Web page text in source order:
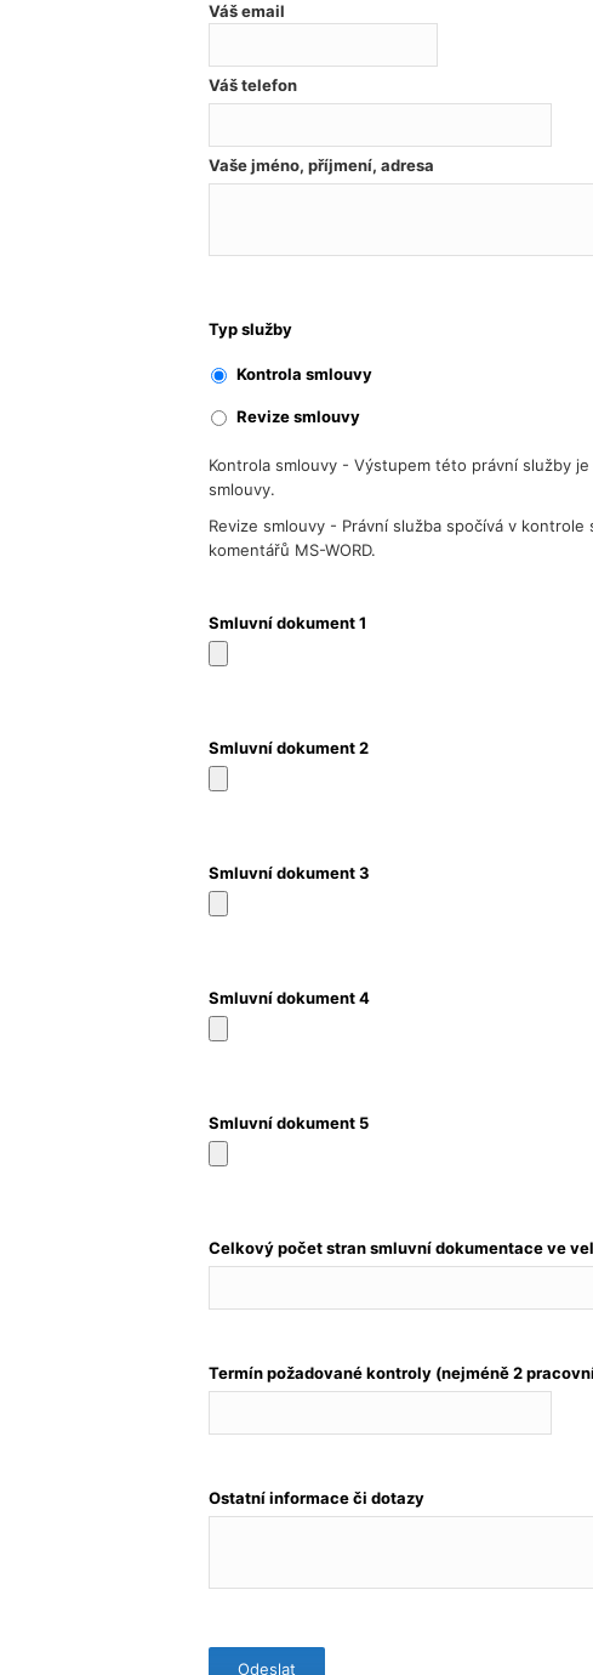
Váš email
Váš telefon
Vaše jméno, příjmení, adresa
Typ služby
Kontrola smlouvy
Revize smlouvy
Kontrola smlouvy - Výstupem této právní služby
smlouvy.
Revize smlouvy - Právní služba spočívá v
komentářů MS-WORD.
Smluvní dokument 1
Smluvní dokument 2
Smluvní dokument 3
Smluvní dokument 4
Smluvní dokument 5
Celkový počet stran smluvní dokumentace ve
Termín požadované kontroly (nejméně 2
Ostatní informace či dotazy